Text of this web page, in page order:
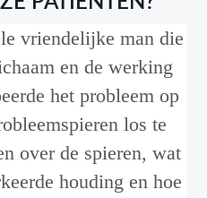
vriendelijke man die
en de werking
het probleem op
los te
over de spieren, wat
houding en hoe